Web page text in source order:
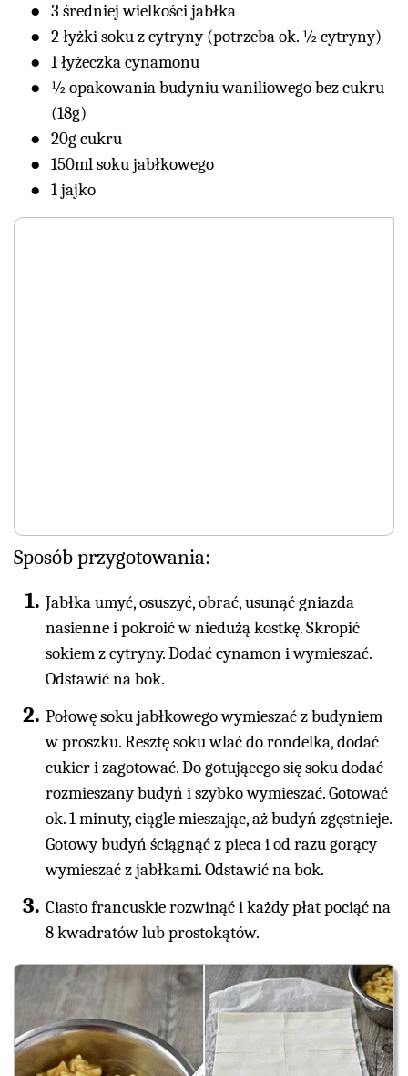
3 średniej wielkości jabłka
2 łyżki soku z cytryny (potrzeba ok. ½ cytryny)
1 łyżeczka cynamonu
½ opakowania budyniu waniliowego bez cukru
(18g)
20g cukru
150ml soku jabłkowego
1 jajko
Sposób przygotowania:
Jabłka umyć, osuszyć, obrać, usunąć gniazda
nasienne i pokroić w niedużą kostkę. Skropić
sokiem z cytryny. Dodać cynamon i wymieszać.
Odstawić na bok.
Połowę soku jabłkowego wymieszać z budyniem
w proszku. Resztę soku wlać do rondelka, dodać
cukier i zagotować. Do gotującego się soku dodać
rozmieszany budyń i szybko wymieszać. Gotować
ok. 1 minuty, ciągle mieszając, aż budyń zgęstnieje.
Gotowy budyń ściągnąć z pieca i od razu gorący
wymieszać z jabłkami. Odstawić na bok.
Ciasto francuskie rozwinąć i każdy płat pociąć na
8 kwadratów lub prostokątów.